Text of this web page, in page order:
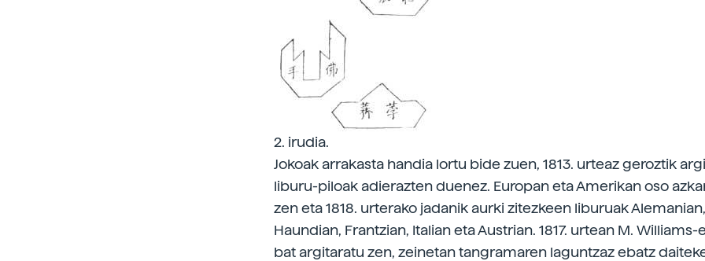
2. irudia.
Jokoak arrakasta handia lortu bide zuen, 1813. urteaz geroztik
liburu-piloak adierazten duenez. Europan eta Amerikan oso
zen eta 1818. urterako jadanik aurki zitezkeen liburuak
Haundian, Frantzian, Italian eta Austrian. 1817. urtean M.
bat argitaratu zen, zeinetan tangramaren laguntzaz ebatz